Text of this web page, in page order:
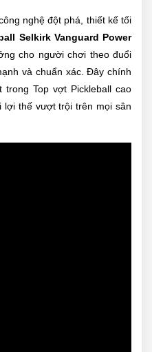
nghệ đột phá, thiết kế tối
Selkirk Vanguard Power
cho người chơi theo đuổi
và chuẩn xác. Đây chính
Top vợt Pickleball cao
lợi thế vượt trội trên mọi sân